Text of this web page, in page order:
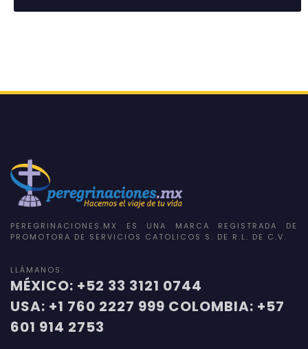
PEREGRINACIONES.MX ES UNA MARCA REGISTRADA DE
PROMOTORA DE SERVICIOS CATOLICOS S. DE R.L. DE C.V.
LLÁMANOS:
MÉXICO: +52 33 3121 0744
USA: +1 760 2227 999 COLOMBIA: +57
601 914 2753